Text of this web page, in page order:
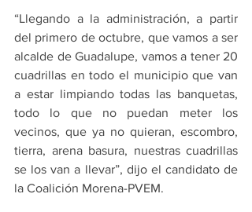
“Llegando a la administración, a partir
del primero de octubre, que vamos a ser
alcalde de Guadalupe, vamos a tener 20
cuadrillas en todo el municipio que van
a estar limpiando todas las banquetas,
todo lo que no puedan meter los
vecinos, que ya no quieran, escombro,
tierra, arena basura, nuestras cuadrillas
se los van a llevar”, dijo el candidato de
la Coalición Morena-PVEM.